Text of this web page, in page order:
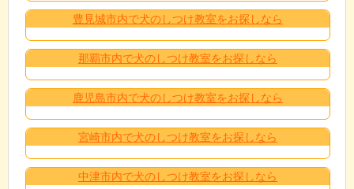
豊見城市内で犬のしつけ教室をお探しなら
那覇市内で犬のしつけ教室をお探しなら
鹿児島市内で犬のしつけ教室をお探しなら
宮崎市内で犬のしつけ教室をお探しなら
中津市内で犬のしつけ教室をお探しなら